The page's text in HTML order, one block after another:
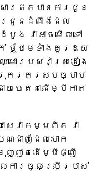
រឥតបានការជូន
រជូនដំណឹងដែល
ង វាអាចមើលទៅ
ក់ ឬថែមទាំងគួរឱ្យ
ោះរបស់វាស្រដៀង
ករកស្របច្បាប់
យចេតនាដើម្បីកាត់
សេវាកម្ម​ពិត វា​
ដាញ​ដែល​បោក
ញ្ញាត​ដើម្បី​ផ្ញើ​
ការ​ចូល​ប្រើប្រាស់​